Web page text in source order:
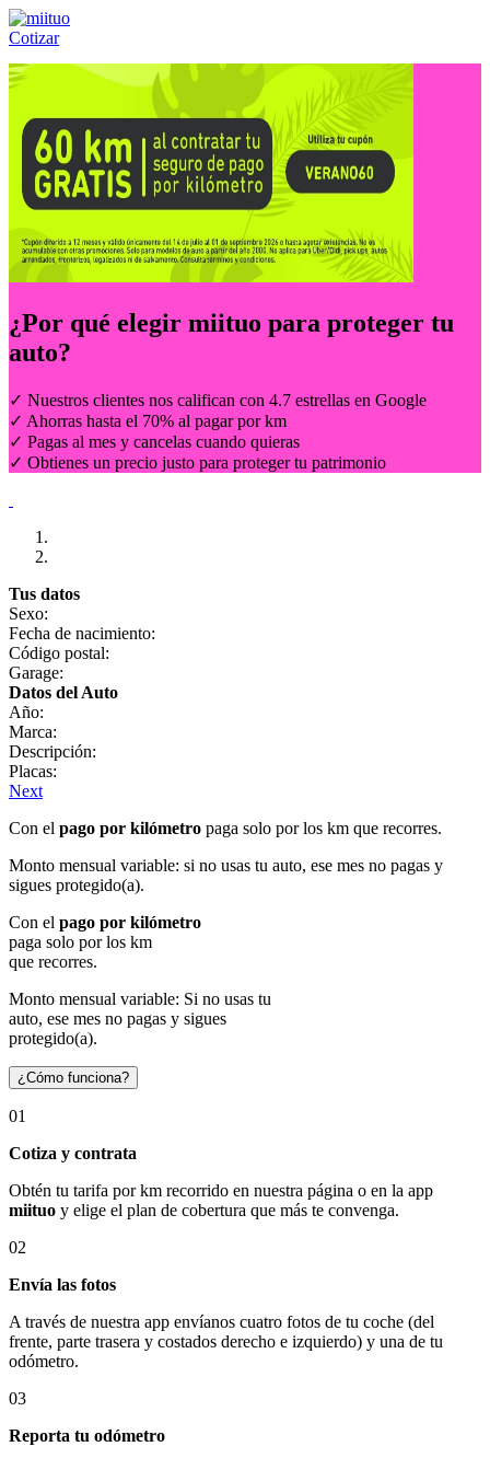
Cotizar
Llámanos al:(55) 84-21-05-00 ó
¿Por qué elegir miituo para proteger tu
auto?
✓ Nuestros clientes nos califican con 4.7 estrellas en Google
✓ Ahorras hasta el 70% al pagar por km
✓ Pagas al mes y cancelas cuando quieras
✓ Obtienes un precio justo para proteger tu patrimonio
Tus datos
Sexo:
Fecha de nacimiento:
Código postal:
Garage:
Datos del Auto
Año:
Marca:
Descripción:
Placas:
Next
Con el pago por kilómetro paga solo por los km que recorres.
Monto mensual variable: si no usas tu auto, ese mes no pagas y
sigues protegido(a).
Con el pago por kilómetro
paga solo por los km
que recorres.
Monto mensual variable: Si no usas tu
auto, ese mes no pagas y sigues
protegido(a).
¿Cómo funciona?
01
Cotiza y contrata
Obtén tu tarifa por km recorrido en nuestra página o en la app
miituo y elige el plan de cobertura que más te convenga.
02
Envía las fotos
A través de nuestra app envíanos cuatro fotos de tu coche (del
frente, parte trasera y costados derecho e izquierdo) y una de tu
odómetro.
03
Reporta tu odómetro